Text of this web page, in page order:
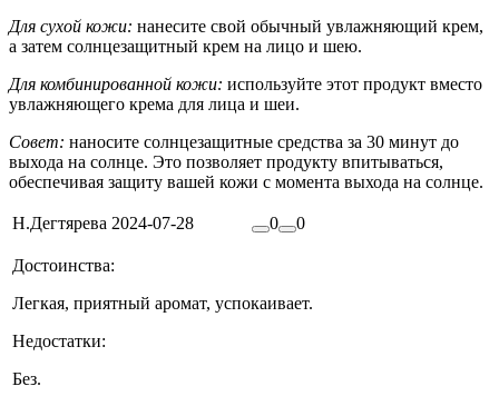
Для сухой кожи: нанесите свой обычный увлажняющий крем,
а затем солнцезащитный крем на лицо и шею.
Для комбинированной кожи: используйте этот продукт вместо
увлажняющего крема для лица и шеи.
Совет: наносите солнцезащитные средства за 30 минут до
выхода на солнце. Это позволяет продукту впитываться,
обеспечивая защиту вашей кожи с момента выхода на солнце.
Н.Дегтярева 2024-07-28 0 0
Достоинства:
Легкая, приятный аромат, успокаивает.
Недостатки:
Без.